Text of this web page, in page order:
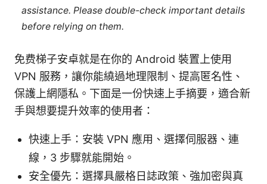
assistance. Please double-check important details
before relying on them.
免费梯子安卓就是在你的 Android 裝置上使用
VPN 服務，讓你能繞過地理限制、提高匿名性、
保護上網隱私。下面是一份快速上手摘要，適合新
手與想要提升效率的使用者：
快速上手：安裝 VPN 應用、選擇伺服器、連
線，3 步驟就能開始。
安全優先：選擇具嚴格日誌政策、強加密與真